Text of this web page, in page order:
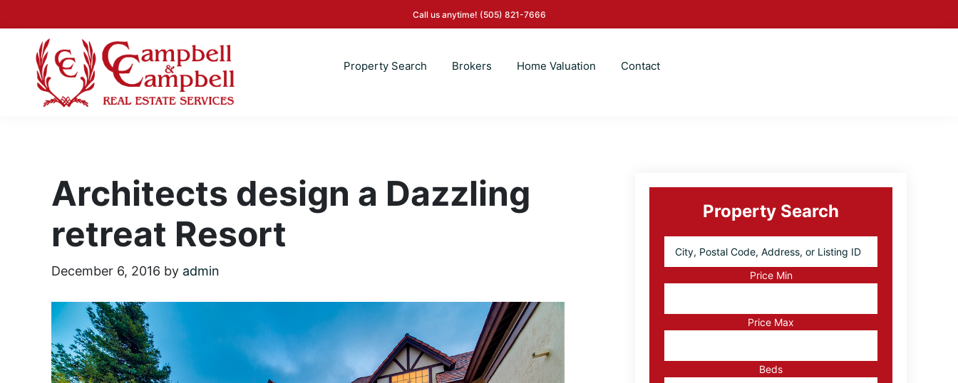
to
primary
navigation
to
content
to
primary
sidebar
to
Call us anytime! (505) 821-7666
Services
Estate
Property Search Brokers Home Valuation Contact
Architects design a Dazzling
retreat Resort
December 6, 2016 by admin
Primary
SidebarProperty Search
Postal
Listing
ID
Price Min
Price Max
Beds